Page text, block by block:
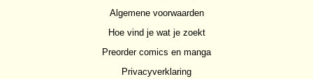
Algemene voorwaarden
Hoe vind je wat je zoekt
Preorder comics en manga
Privacyverklaring